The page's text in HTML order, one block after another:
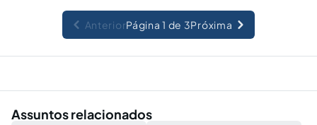
AnteriorPágina 1 de 3Próxima
Assuntos relacionados